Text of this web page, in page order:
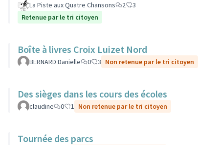
La Piste aux Quatre Chansons 2
3
Retenue par le tri citoyen
Boîte à livres Croix Luizet Nord
BERNARD Danielle 0 3 Non retenue par le tri citoyen
Des sièges dans les cours des écoles
claudine 0 1 Non retenue par le tri citoyen
Tournée des parcs